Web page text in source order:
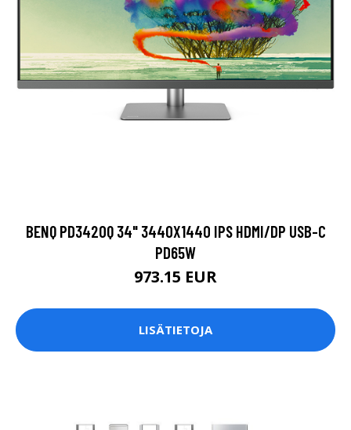
BENQ PD3420Q 34" 3440X1440 IPS HDMI/DP USB-C
PD65W
973.15 EUR
LISÄTIETOJA